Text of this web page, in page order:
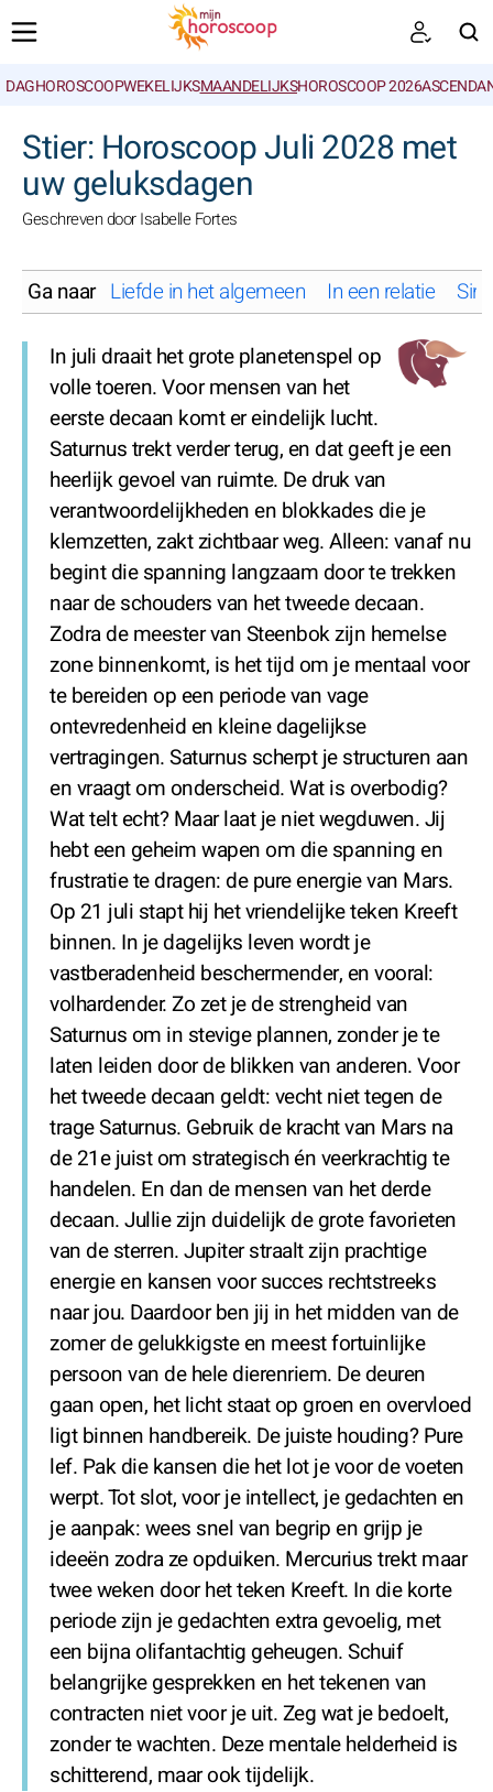
DAGHOROSCOOPWEKELIJKSMAANDELIJKSHOROSCOOP 2026
Stier: Horoscoop Juli 2028 met
uw geluksdagen
Geschreven door Isabelle Fortes
Ga naar Liefde in het algemeen In een relatie
In juli draait het grote planetenspel op
volle toeren. Voor mensen van het
eerste decaan komt er eindelijk lucht.
Saturnus trekt verder terug, en dat geeft je een
heerlijk gevoel van ruimte. De druk van
verantwoordelijkheden en blokkades die je
klemzetten, zakt zichtbaar weg. Alleen: vanaf nu
begint die spanning langzaam door te trekken
naar de schouders van het tweede decaan.
Zodra de meester van Steenbok zijn hemelse
zone binnenkomt, is het tijd om je mentaal voor
te bereiden op een periode van vage
ontevredenheid en kleine dagelijkse
vertragingen. Saturnus scherpt je structuren aan
en vraagt om onderscheid. Wat is overbodig?
Wat telt echt? Maar laat je niet wegduwen. Jij
hebt een geheim wapen om die spanning en
frustratie te dragen: de pure energie van Mars.
Op 21 juli stapt hij het vriendelijke teken Kreeft
binnen. In je dagelijks leven wordt je
vastberadenheid beschermender, en vooral:
volhardender. Zo zet je de strengheid van
Saturnus om in stevige plannen, zonder je te
laten leiden door de blikken van anderen. Voor
het tweede decaan geldt: vecht niet tegen de
trage Saturnus. Gebruik de kracht van Mars na
de 21e juist om strategisch én veerkrachtig te
handelen. En dan de mensen van het derde
decaan. Jullie zijn duidelijk de grote favorieten
van de sterren. Jupiter straalt zijn prachtige
energie en kansen voor succes rechtstreeks
naar jou. Daardoor ben jij in het midden van de
zomer de gelukkigste en meest fortuinlijke
persoon van de hele dierenriem. De deuren
gaan open, het licht staat op groen en overvloed
ligt binnen handbereik. De juiste houding? Pure
lef. Pak die kansen die het lot je voor de voeten
werpt. Tot slot, voor je intellect, je gedachten en
je aanpak: wees snel van begrip en grijp je
ideeën zodra ze opduiken. Mercurius trekt maar
twee weken door het teken Kreeft. In die korte
periode zijn je gedachten extra gevoelig, met
een bijna olifantachtig geheugen. Schuif
belangrijke gesprekken en het tekenen van
contracten niet voor je uit. Zeg wat je bedoelt,
zonder te wachten. Deze mentale helderheid is
schitterend, maar ook tijdelijk.